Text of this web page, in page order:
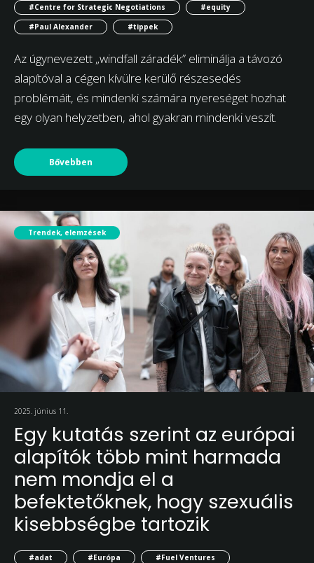
#Centre for Strategic Negotiations
#equity
#Paul Alexander
#tippek
Az úgynevezett „windfall záradék” eliminálja a távozó
alapítóval a cégen kívülre kerülő részesedés
problémáit, és mindenki számára nyereséget hozhat
egy olyan helyzetben, ahol gyakran mindenki veszít.
Bővebben
Trendek, elemzések
2025. június 11.
Egy kutatás szerint az európai
alapítók több mint harmada
nem mondja el a
befektetőknek, hogy szexuális
kisebbségbe tartozik
#adat #Európa
#Fuel Ventures